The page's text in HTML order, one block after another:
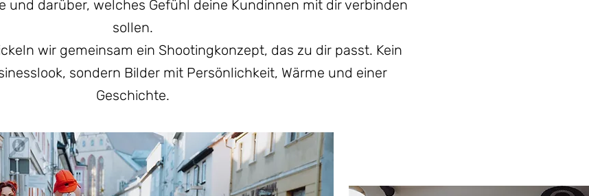
und darüber, welches Gefühl deine Kundinnen mit dir verbinden
sollen.
wir gemeinsam ein Shootingkonzept, das zu dir passt. Kein
sondern Bilder mit Persönlichkeit, Wärme und einer
Geschichte.